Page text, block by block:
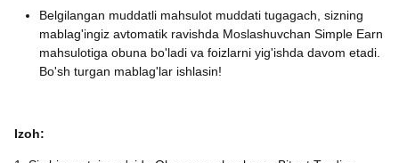
Belgilangan muddatli mahsulot muddati tugagach, sizning
mablag'ingiz avtomatik ravishda Moslashuvchan Simple Earn
mahsulotiga obuna bo'ladi va foizlarni yig'ishda davom etadi.
Bo'sh turgan mablag'lar ishlasin!
Izoh: